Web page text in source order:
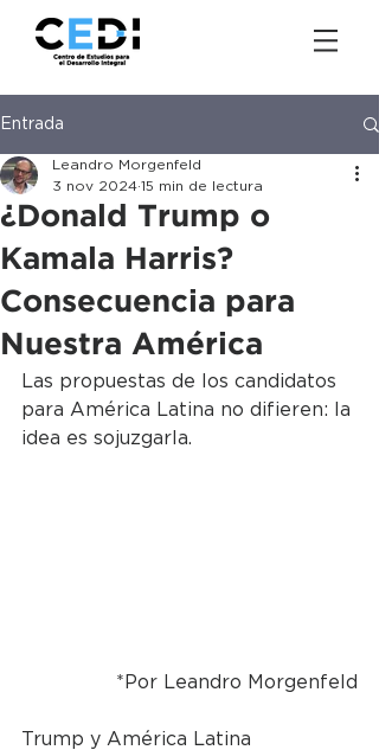
Entrada
¿Donald Trump o
Kamala Harris?
Consecuencia para
Nuestra América
Leandro Morgenfeld
3 nov 2024 15 min de lectura
Las propuestas de los candidatos
para América Latina no difieren: la
idea es sojuzgarla.
*Por Leandro Morgenfeld
Trump y América Latina